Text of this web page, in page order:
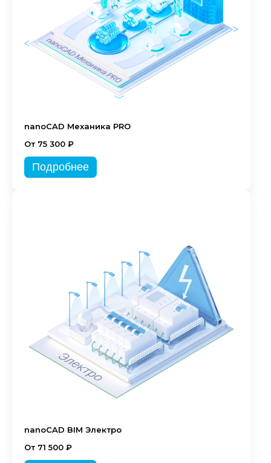
nanoCAD Механика PRO
От 75 300 ₽
Подробнее
nanoCAD BIM Электро
От 71 500 ₽